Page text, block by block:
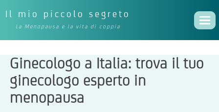
Il mio piccolo segreto
La Menopausa e la vita di coppia
Ginecologo a Italia: trova il tuo
ginecologo esperto in
menopausa